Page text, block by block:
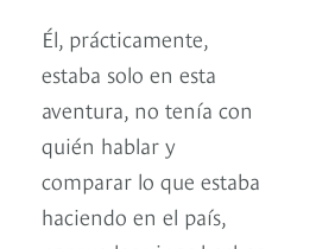
Él, prácticamente,
estaba solo en esta
aventura, no tenía con
quién hablar y
comparar lo que estaba
haciendo en el país,